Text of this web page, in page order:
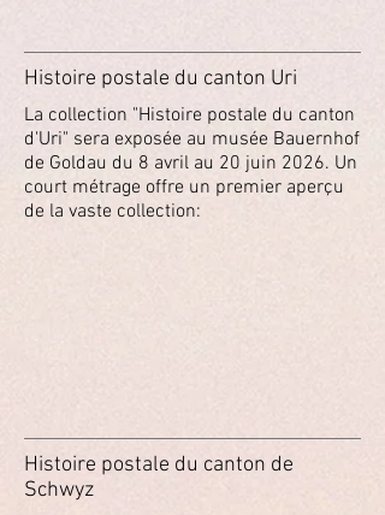
Histoire postale du canton Uri
La collection "Histoire postale du canton
d'Uri" sera exposée au musée Bauernhof
de Goldau du 8 avril au 20 juin 2026. Un
court métrage offre un premier aperçu
de la vaste collection:
Histoire postale du canton de
Schwyz